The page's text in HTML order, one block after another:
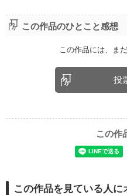
この作品のひとこと感想
この作品には、ま
投
この作
この作品を見ている人に